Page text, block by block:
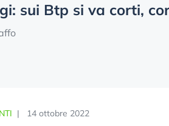
sui Btp si va corti,
| 14 ottobre 2022